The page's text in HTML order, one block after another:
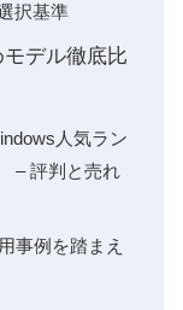
択基準
デル徹底比
人気ラン
– 評判と売れ
事例を踏まえ